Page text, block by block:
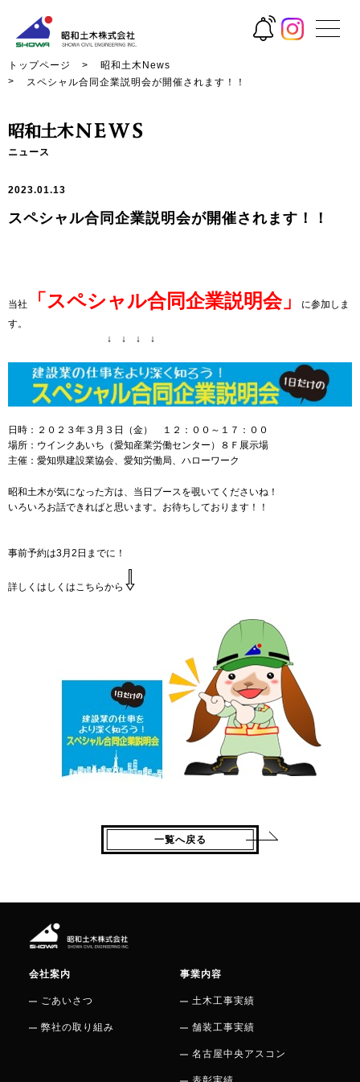
トップページ
昭和土木News
スペシャル合同企業説明会が開催されます！！
ニュース
2023.01.13
スペシャル合同企業説明会が開催されます！！
当社 「スペシャル合同企業説明会」
に参加しま
す。
↓ ↓ ↓ ↓
日時：２０２３年３月３日（金） １２：００～１７：００
場所：ウインクあいち（愛知産業労働センター）８Ｆ展示場
主催：愛知県建設業協会、愛知労働局、ハローワーク
昭和土木が気になった方は、当日ブースを覗いてくださいね！
いろいろお話できればと思います。お待ちしております！！
事前予約は3月2日までに！
詳しくはしくはこちらから ⇩
一覧へ戻る
会社案内
ごあいさつ
弊社の取り組み
事業内容
土木工事実績
舗装工事実績
名古屋中央アスコン